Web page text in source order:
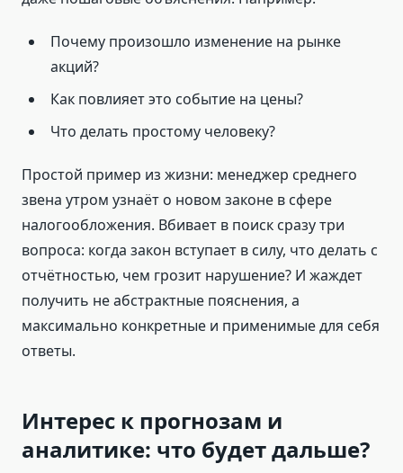
Почему произошло изменение на рынке
акций?
Как повлияет это событие на цены?
Что делать простому человеку?
Простой пример из жизни: менеджер среднего
звена утром узнаёт о новом законе в сфере
налогообложения. Вбивает в поиск сразу три
вопроса: когда закон вступает в силу, что делать с
отчётностью, чем грозит нарушение? И жаждет
получить не абстрактные пояснения, а
максимально конкретные и применимые для себя
ответы.
Интерес к прогнозам и
аналитике: что будет дальше?